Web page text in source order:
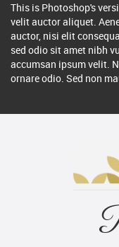
This is Photoshop's
velit auctor aliquet.
auctor, nisi elit
sed odio sit amet nibh
accumsan ipsum velit.
ornare odio. Sed non